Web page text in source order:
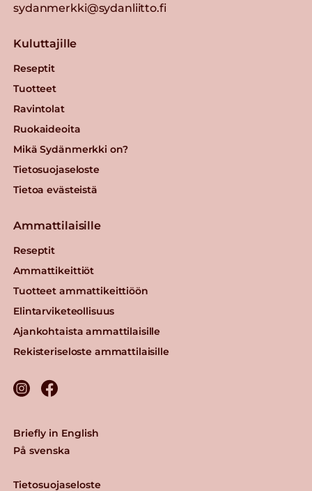
sydanmerkki@sydanliitto.fi
Kuluttajille
Reseptit
Tuotteet
Ravintolat
Ruokaideoita
Mikä Sydänmerkki on?
Tietosuojaseloste
Tietoa evästeistä
Ammattilaisille
Reseptit
Ammattikeittiöt
Tuotteet ammattikeittiöön
Elintarviketeollisuus
Ajankohtaista ammattilaisille
Rekisteriseloste ammattilaisille
Tietosuojaseloste
Briefly in English
På svenska